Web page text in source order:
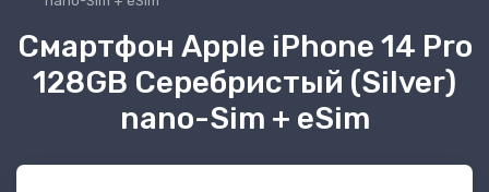
Смартфон Apple iPhone 14 Pro
128GB Серебристый (Silver)
nano-Sim + eSim